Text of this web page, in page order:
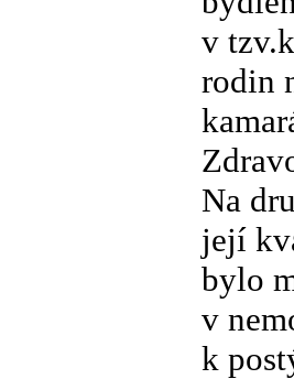
v
rodin
Na
její
bylo
v
k